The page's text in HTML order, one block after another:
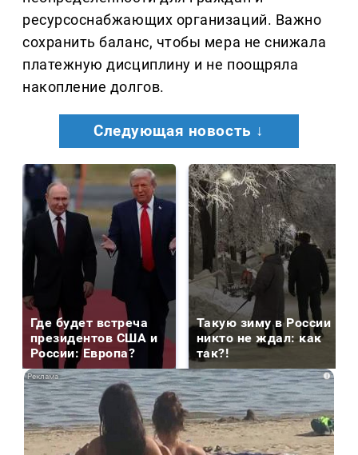
ресурсоснабжающих организаций. Важно
сохранить баланс, чтобы мера не снижала
платежную дисциплину и не поощряла
накопление долгов.
Следующая новость ↓
Где будет встреча
президентов США и
России: Европа?
Такую зиму в России
никто не ждал: как
так?!
i